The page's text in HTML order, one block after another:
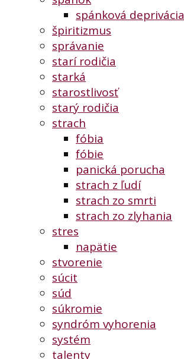
spánková deprivácia
špiritizmus
správanie
starí rodičia
starká
starostlivosť
starý rodičia
strach
fóbia
fóbie
panická porucha
strach z ľudí
strach zo smrti
strach zo zlyhania
stres
napätie
stvorenie
súcit
súd
súkromie
syndróm vyhorenia
systém
talenty